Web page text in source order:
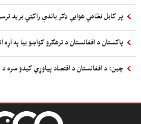
پر کابل نظامي هوایي ډګر باندې راکټي برید
پاکستان د افغانستان د ترهګرو ګواښو بیا په
چین: د افغانستان د اقتصاد پیاوړي کیدو سره